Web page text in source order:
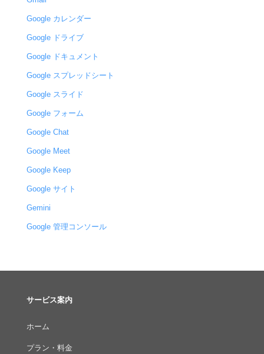
Google カレンダー
Google ドライブ
Google ドキュメント
Google スプレッドシート
Google スライド
Google フォーム
Google Chat
Google Meet
Google Keep
Google サイト
Gemini
Google 管理コンソール
サービス案内
ホーム
プラン・料金